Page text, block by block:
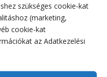
szükséges cookie-kat
(marketing,
cookie-kat
az Adatkezelési